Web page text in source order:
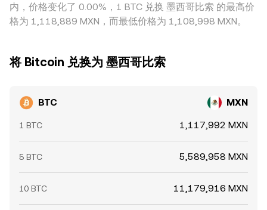
内，价格变化了 0.00%，1 BTC 兑换 墨西哥比索 的最高价
格为 1,118,889 MXN，而最低价格为 1,108,998 MXN。
将 Bitcoin 兑换为 墨西哥比索
BTC MXN
1 BTC 1,117,992 MXN
5 BTC 5,589,958 MXN
10 BTC 11,179,916 MXN